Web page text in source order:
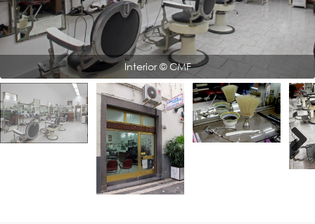
Interior © CMF
Next